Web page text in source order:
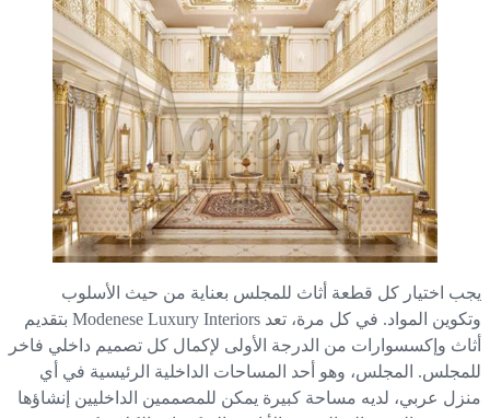
اختيار كل قطعة أثاث للمجلس بعناية من حيث الأسلوب
وتكوين المواد. في كل مرة، تعد Modenese Luxury Interiors بتقديم
وإكسسوارات من الدرجة الأولى لإكمال كل تصميم داخلي فاخر
المجلس، وهو أحد المساحات الداخلية الرئيسية في أي
عربي، لديه مساحة كبيرة يمكن للمصممين الداخليين إنشاؤها